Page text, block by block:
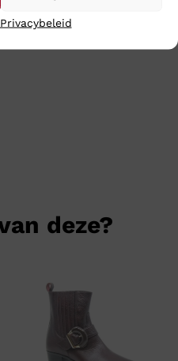
Privacybeleid
dag en meestal heeft u
binnen.
deze?